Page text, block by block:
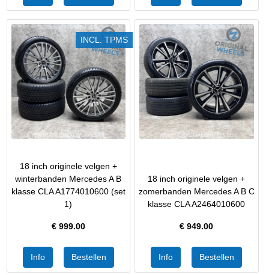
INCL. TPMS
18 inch originele velgen +
winterbanden Mercedes A B
klasse CLA A1774010600 (set
1)
€ 999.00
18 inch originele velgen +
zomerbanden Mercedes A B C
klasse CLA A2464010600
€949.00